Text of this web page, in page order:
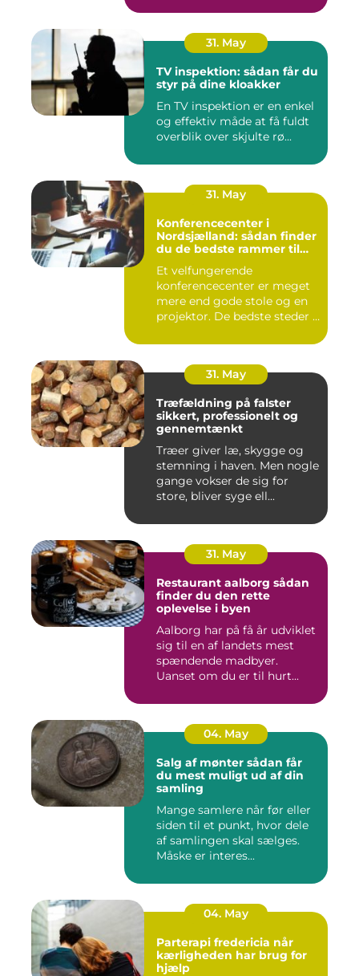
31. May
TV inspektion: sådan får du
styr på dine kloakker
En TV inspektion er en enkel
og effektiv måde at få fuldt
overblik over skjulte rø...
31. May
Konferencecenter i
Nordsjælland: sådan finder
du de bedste rammer til
Et velfungerende
konferencecenter er meget
mere end gode stole og en
projektor. De bedste steder i
31. May
Træfældning på falster
sikkert, professionelt og
gennemtænkt
Træer giver læ, skygge og
stemning i haven. Men nogle
gange vokser de sig for
store, bliver syge ell...
31. May
Restaurant aalborg sådan
finder du den rette
oplevelse i byen
Aalborg har på få år udviklet
sig til en af landets mest
spændende madbyer.
Uanset om du er til hurt...
04. May
Salg af mønter sådan får
du mest muligt ud af din
samling
Mange samlere når før eller
siden til et punkt, hvor dele
af samlingen skal sælges.
Måske er interes...
04. May
Parterapi fredericia når
kærligheden har brug for
hjælp